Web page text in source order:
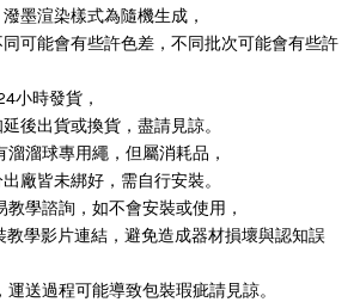
墨渲染樣式為隨機生成，
可能會有些許色差，不同批次可能會有些許
小時發貨，
後出貨或換貨，盡請見諒。
溜球專用繩，但屬消耗品，
廠皆未綁好，需自行安裝。
教學諮詢，如不會安裝或使用，
學影片連結，避免造成器材損壞與認知誤
送過程可能導致包裝瑕疵請見諒。